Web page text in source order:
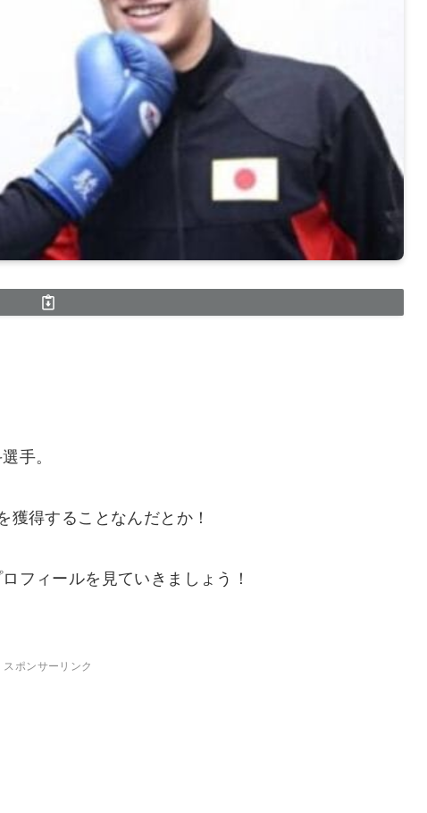
手。
得することなんだとか！
フィールを見ていきましょう！
スポンサーリンク